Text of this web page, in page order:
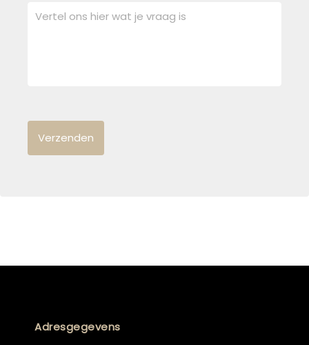
Adresgegevens